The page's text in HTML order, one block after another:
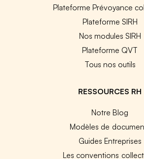
Plateforme Prévoyance
Plateforme SIRH
Nos modules SIRH
Plateforme QVT
Tous nos outils
RESSOURCES RH
Notre Blog
Modèles de
Guides Entreprises
Les conventions